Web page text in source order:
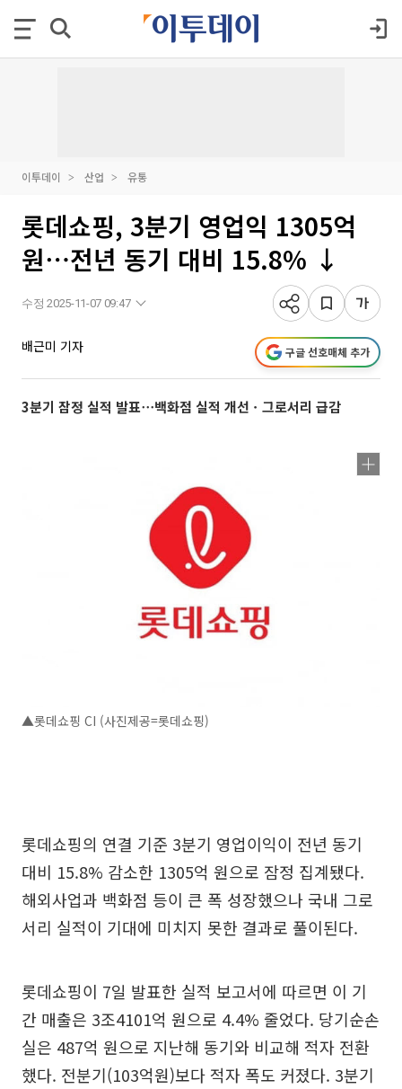
이투데이 산업 유통
롯데쇼핑, 3분기 영업익 1305억
원⋯전년 동기 대비 15.8% ↓
수정 2025-11-07 09:47
배근미 기자 구글 선호매체 추가
3분기 잠정 실적 발표⋯백화점 실적 개선ㆍ그로서리 급감
▲롯데쇼핑 CI (사진제공=롯데쇼핑)
롯데쇼핑의 연결 기준 3분기 영업이익이 전년 동기
대비 15.8% 감소한 1305억 원으로 잠정 집계됐다.
해외사업과 백화점 등이 큰 폭 성장했으나 국내 그로
서리 실적이 기대에 미치지 못한 결과로 풀이된다.
롯데쇼핑이 7일 발표한 실적 보고서에 따르면 이 기
간 매출은 3조4101억 원으로 4.4% 줄었다. 당기순손
실은 487억 원으로 지난해 동기와 비교해 적자 전환
했다. 전분기(103억원)보다 적자 폭도 커졌다. 3분기